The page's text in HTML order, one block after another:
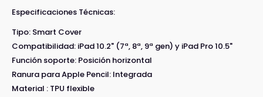
Especificaciones Técnicas:
Tipo: Smart Cover
Compatibilidad: iPad 10.2" (7ª, 8ª, 9ª gen) y iPad Pro 10.5"
Función soporte: Posición horizontal
Ranura para Apple Pencil: Integrada
Material : TPU flexible